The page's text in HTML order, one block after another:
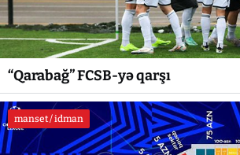
“Qarabağ” FCSB-yə qarşı
manset / idman